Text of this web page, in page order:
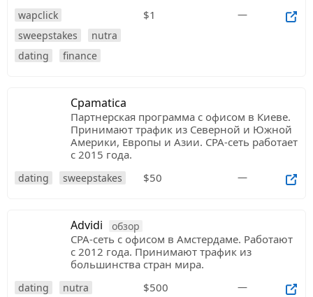
wapclick
sweepstakes
nutra
dating
finance
$1 —
Cpamatica
Партнерская программа с офисом в Киеве.
Принимают трафик из Северной и Южной
Америки, Европы и Азии. CPA-сеть работает
с 2015 года.
dating sweepstakes $50 —
Advidi обзор
CPA-сеть с офисом в Амстердаме. Работают
с 2012 года. Принимают трафик из
большинства стран мира.
dating nutra $500 —